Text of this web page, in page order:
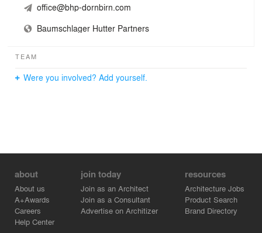
office@bhp-dornbirn.com
Baumschlager Hutter Partners
TEAM
Were you involved? Add yourself.
about
About us
A+Awards
Careers
Help Center
join today
Join as an Architect
Join as a Consultant
Advertise on Architizer
resources
Architecture Jobs
Product Search
Brand Directory